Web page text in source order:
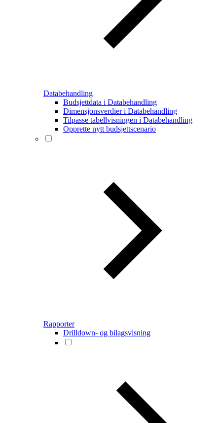
Databehandling
Budsjettdata i Databehandling
Dimensjonsverdier i Databehandling
Tilpasse tabellvisningen i Databehandling
Opprette nytt budsjettscenario
Rapporter
Drilldown- og bilagsvisning